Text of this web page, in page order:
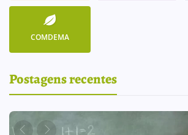
COMDEMA
Postagens recentes